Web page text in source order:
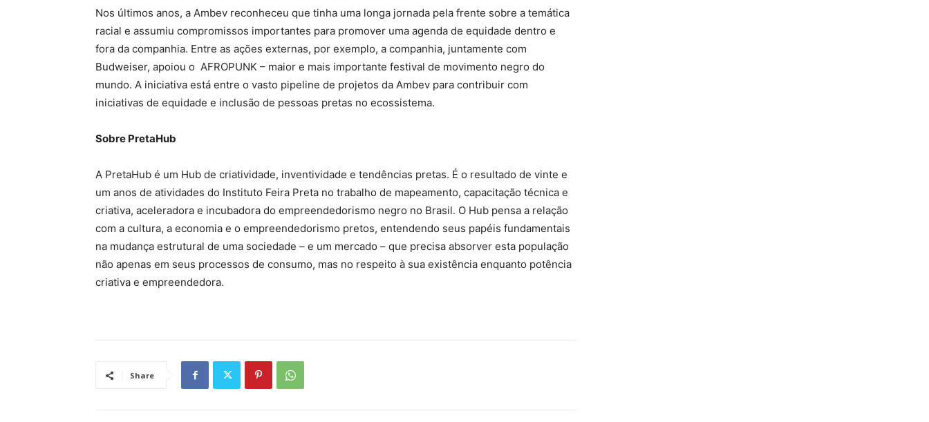
Nos últimos anos, a Ambev reconheceu que tinha uma longa jornada pela frente sobre a temática
racial e assumiu compromissos importantes para promover uma agenda de equidade dentro e
fora da companhia. Entre as ações externas, por exemplo, a companhia, juntamente com
Budweiser, apoiou o AFROPUNK – maior e mais importante festival de movimento negro do
mundo. A iniciativa está entre o vasto pipeline de projetos da Ambev para contribuir com
iniciativas de equidade e inclusão de pessoas pretas no ecossistema.
Sobre PretaHub
A PretaHub é um Hub de criatividade, inventividade e tendências pretas. É o resultado de vinte e
um anos de atividades do Instituto Feira Preta no trabalho de mapeamento, capacitação técnica e
criativa, aceleradora e incubadora do empreendedorismo negro no Brasil. O Hub pensa a relação
com a cultura, a economia e o empreendedorismo pretos, entendendo seus papéis fundamentais
na mudança estrutural de uma sociedade – e um mercado – que precisa absorver esta população
não apenas em seus processos de consumo, mas no respeito à sua existência enquanto potência
criativa e empreendedora.
Share